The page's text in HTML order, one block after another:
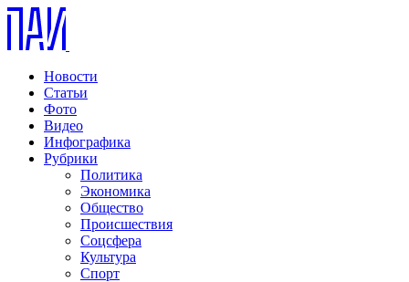
Новости
Статьи
Фото
Видео
Инфографика
Рубрики
Политика
Экономика
Общество
Происшествия
Соцсфера
Культура
Спорт